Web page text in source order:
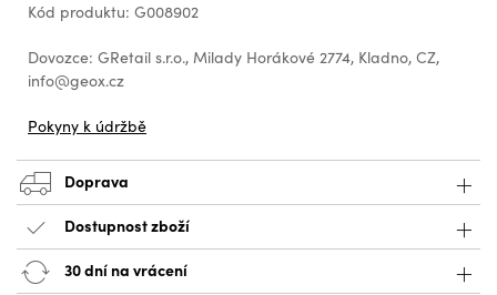
Kód produktu: G008902
Dovozce: GRetail s.r.o., Milady Horákové 2774, Kladno, CZ,
info@geox.cz
Pokyny k údržbě
Doprava
Dostupnost zboží
30 dní na vrácení